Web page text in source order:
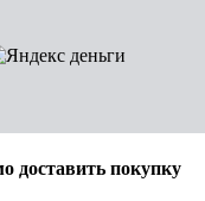
доставить покупку